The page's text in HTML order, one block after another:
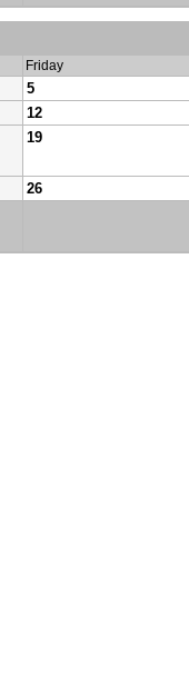
Friday
5
12
19
26